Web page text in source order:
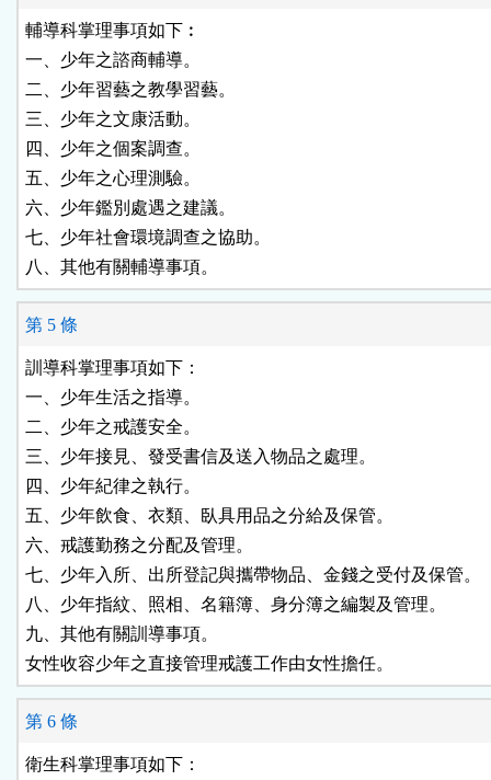
輔導科掌理事項如下︰
一、少年之諮商輔導。
二、少年習藝之教學習藝。
三、少年之文康活動。
四、少年之個案調查。
五、少年之心理測驗。
六、少年鑑別處遇之建議。
七、少年社會環境調查之協助。
八、其他有關輔導事項。
第 5 條
訓導科掌理事項如下：
一、少年生活之指導。
二、少年之戒護安全。
三、少年接見、發受書信及送入物品之處理。
四、少年紀律之執行。
五、少年飲食、衣類、臥具用品之分給及保管。
六、戒護勤務之分配及管理。
七、少年入所、出所登記與攜帶物品、金錢之受付及保管。
八、少年指紋、照相、名籍簿、身分簿之編製及管理。
九、其他有關訓導事項。
女性收容少年之直接管理戒護工作由女性擔任。
第 6 條
衛生科掌理事項如下：